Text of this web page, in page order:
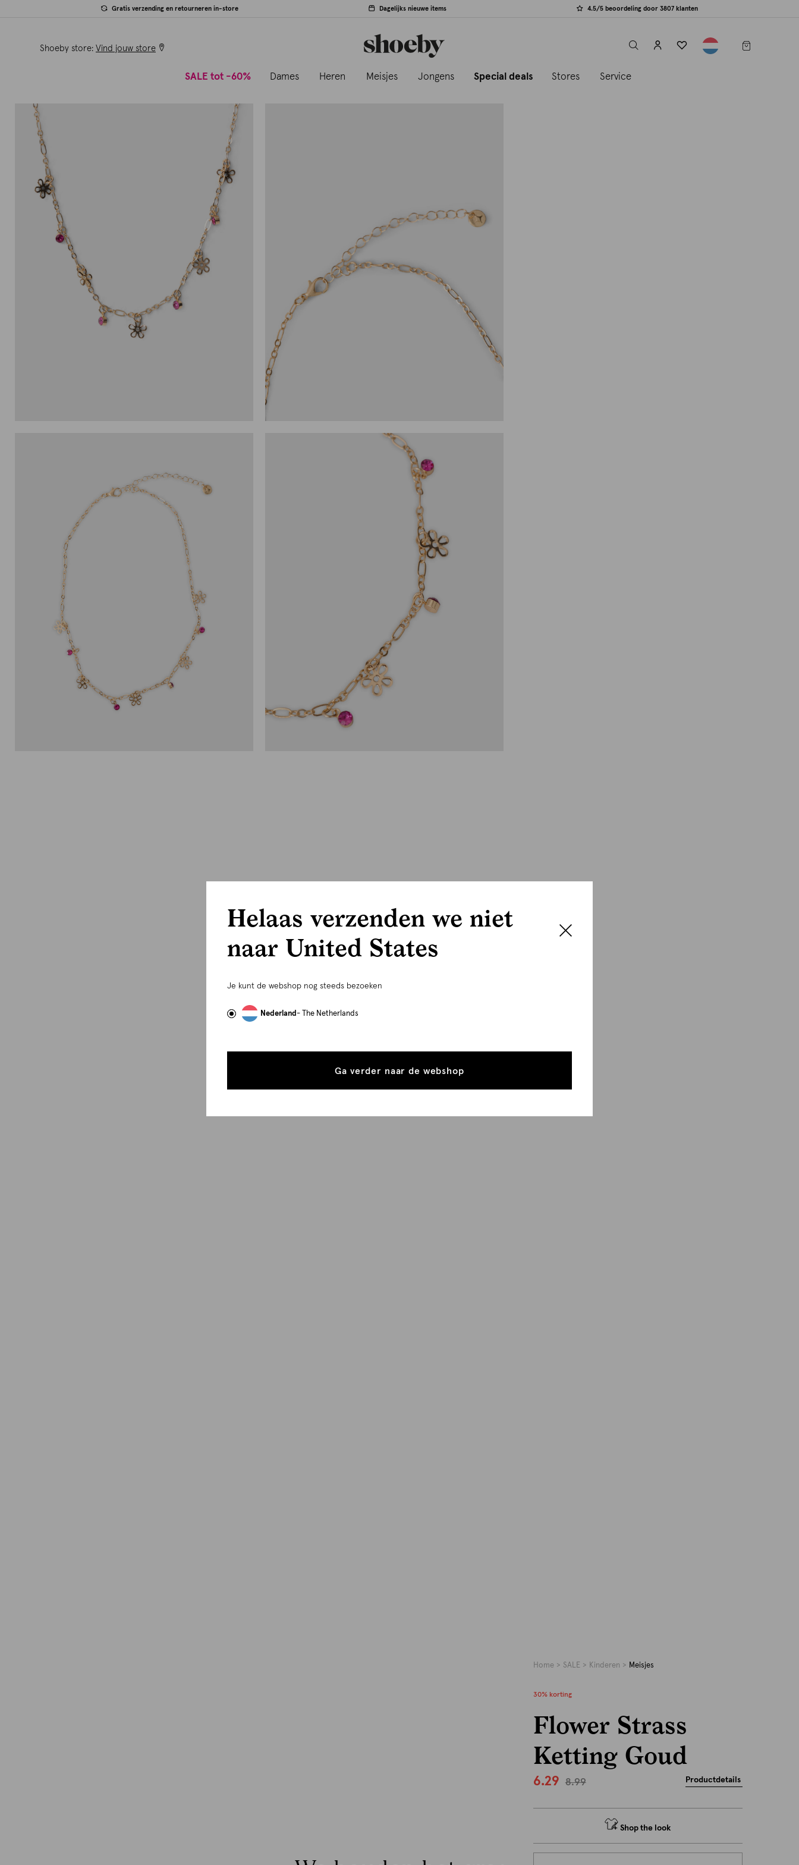
Gratis verzending en retourneren in-store Dagelijks nieuwe items 4.5/5 beoordeling door 3807 klanten
Shoeby store: Vind jouw store
label.header.toggle
SALE tot -60% Dames Heren Meisjes Jongens Special deals Stores Service
Home SALE Kinderen Meisjes
30% korting
Flower Strass
Ketting Goud
6.29 8.99 Productdetails
Shop the look
Helaas verzenden we niet
naar United States
Je kunt de webshop nog steeds bezoeken
Nederland- The Netherlands
Ga verder naar de webshop